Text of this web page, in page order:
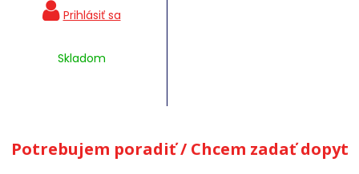
Skladom
Potrebujem poradiť / Chcem zadať dopyt